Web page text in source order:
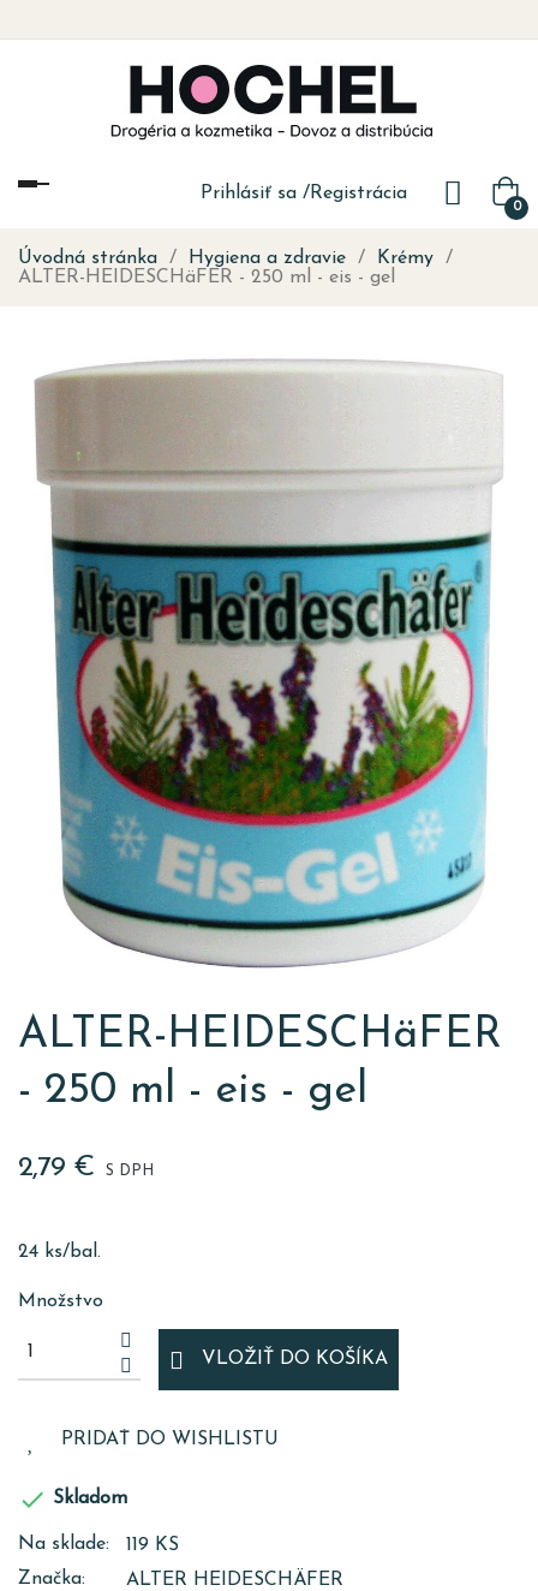
Prihlásiť sa /Registrácia
0
Toggle
Úvodná stránka Hygiena a zdravie
Krémy
ALTER-HEIDESCHäFER - 250 ml - eis - gel
ALTER-HEIDESCHäFER
- 250 ml - eis - gel
2,79 € S DPH
24 ks/bal.
Množstvo
VLOŽIŤ DO KOŠÍKA
PRIDAŤ DO WISHLISTU
 Skladom
Na sklade:
119 KS
Značka:
ALTER HEIDESCHÄFER